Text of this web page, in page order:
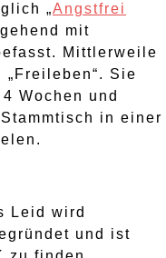
„Angstfrei
mit
Mittlerweile
„Freileben“. Sie
Wochen und
in einer
Leid wird
und ist